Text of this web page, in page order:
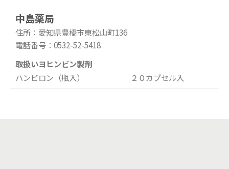
中島薬局
住所：愛知県豊橋市東松山町136
電話番号：0532-52-5418
取扱いヨヒンビン製剤
ハンビロン（瓶入） ２０カプセル入